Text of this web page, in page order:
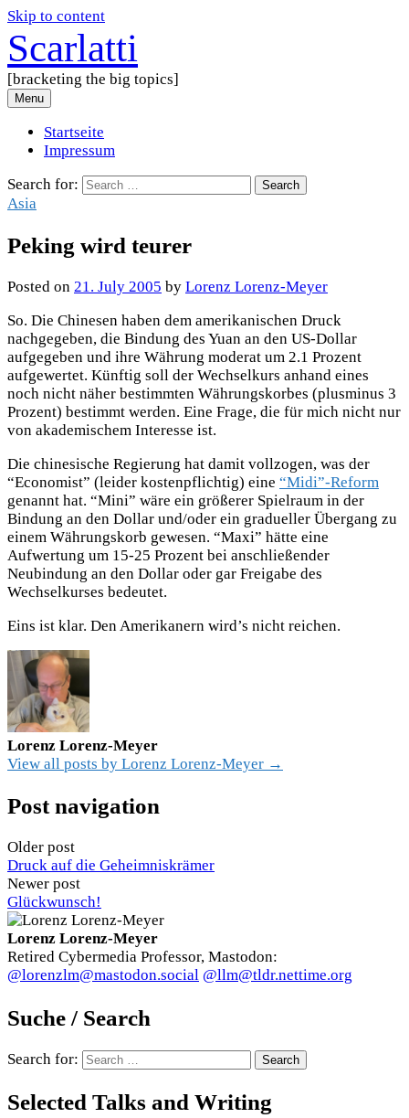
Skip to content
Scarlatti
[bracketing the big topics]
Menu
Startseite
Impressum
Search for:
Asia
Peking wird teurer
Posted on 21. July 2005 by Lorenz Lorenz-Meyer
So. Die Chinesen haben dem amerikanischen Druck
nachgegeben, die Bindung des Yuan an den US-Dollar
aufgegeben und ihre Währung moderat um 2.1 Prozent
aufgewertet. Künftig soll der Wechselkurs anhand eines
noch nicht näher bestimmten Währungskorbes (plusminus 3
Prozent) bestimmt werden. Eine Frage, die für mich nicht nur
von akademischem Interesse ist.
Die chinesische Regierung hat damit vollzogen, was der
“Economist” (leider kostenpflichtig) eine “Midi”-Reform
genannt hat. “Mini” wäre ein größerer Spielraum in der
Bindung an den Dollar und/oder ein gradueller Übergang zu
einem Währungskorb gewesen. “Maxi” hätte eine
Aufwertung um 15-25 Prozent bei anschließender
Neubindung an den Dollar oder gar Freigabe des
Wechselkurses bedeutet.
Eins ist klar. Den Amerikanern wird’s nicht reichen.
Lorenz Lorenz-Meyer
View all posts by Lorenz Lorenz-Meyer →
Post navigation
Older post
Druck auf die Geheimniskrämer
Newer post
Glückwunsch!
Lorenz Lorenz-Meyer
Retired Cybermedia Professor, Mastodon:
@lorenzlm@mastodon.social @llm@tldr.nettime.org
Suche / Search
Search for:
Selected Talks and Writing